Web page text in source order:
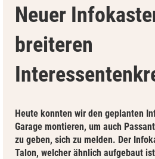
Neuer
breiteren
Heute konnten wir den geplanten
Garage montieren, um auch
zu geben, sich zu melden. Der
Talon, welcher ähnlich aufgebaut